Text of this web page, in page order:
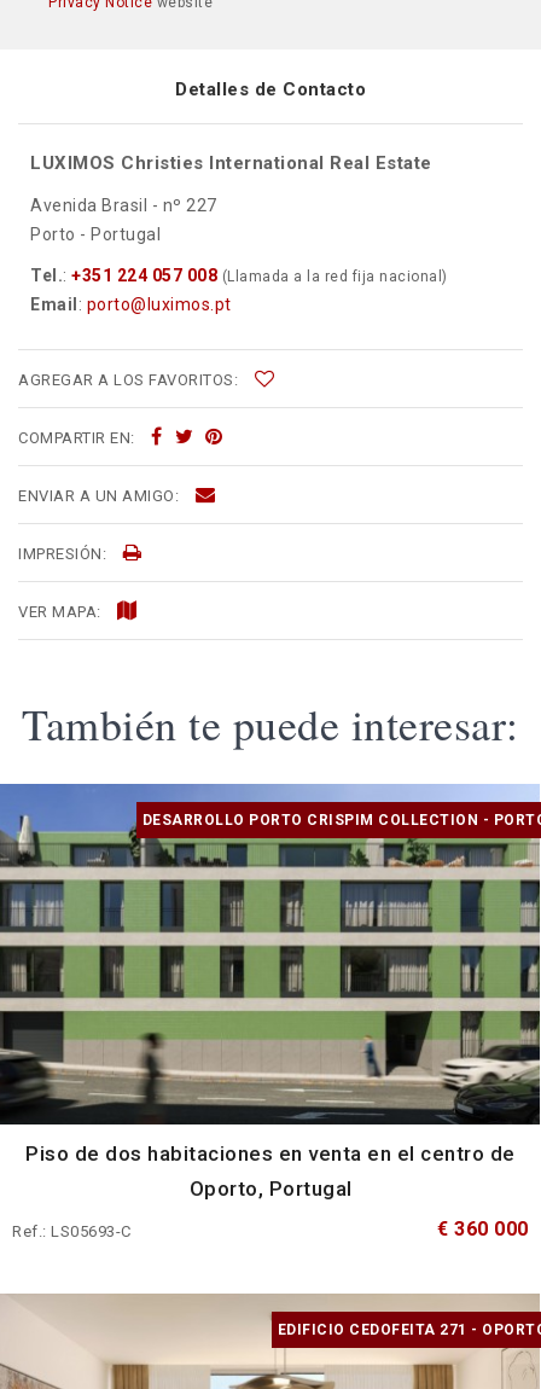
Detalles de Contacto
LUXIMOS Christies International Real Estate
Avenida Brasil - nº 227
Porto - Portugal
Tel.: +351 224 057 008 (Llamada a la red fija nacional)
Email : porto@luximos.pt
AGREGAR A LOS FAVORITOS:
COMPARTIR EN:
ENVIAR A UN AMIGO:
IMPRESIÓN:
VER MAPA:
También te puede interesar:
DESARROLLO PORTO CRISPIM COLLECTION -
Piso de dos habitaciones en venta en el centro de
Oporto, Portugal
Ref.: LS05693-C € 360 000
EDIFICIO CEDOFEITA 271 -